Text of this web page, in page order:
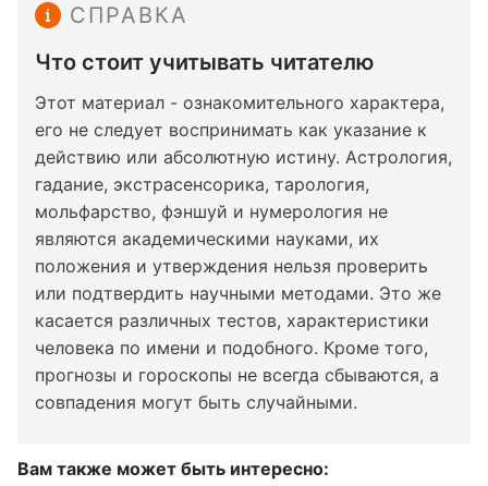
СПРАВКА
Что стоит учитывать читателю
Этот материал - ознакомительного характера,
его не следует воспринимать как указание к
действию или абсолютную истину. Астрология,
гадание, экстрасенсорика, тарология,
мольфарство, фэншуй и нумерология не
являются академическими науками, их
положения и утверждения нельзя проверить
или подтвердить научными методами. Это же
касается различных тестов, характеристики
человека по имени и подобного. Кроме того,
прогнозы и гороскопы не всегда сбываются, а
совпадения могут быть случайными.
Вам также может быть интересно: